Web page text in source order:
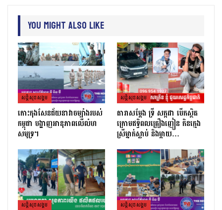
You Might Also Like
សន្តិសុខសង្គម
កោះកុងសែនជ័យនាវាចម្បាំងរបស់
កម្ពុជា បង្ហាញអានុភាពលើលំហ
សមុទ្រ។
សន្តិសុខសង្គម
តារាសម្ដែង ទ្រី សក្កដា បើកស្ថិត
ក្រោមឥទ្ធិពលគ្រឿងញៀន កិនក្មេង
ស្រីម្នាក់ស្លាប់ និងម្ដាយ…
សន្តិសុខសង្គម សន្តិសុខសង្គម